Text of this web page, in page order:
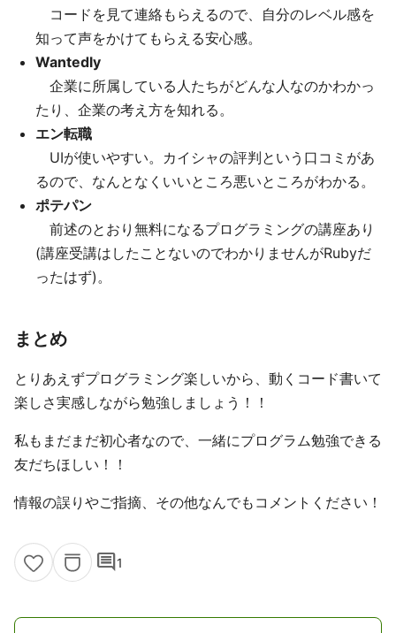
コードを見て連絡もらえるので、自分のレベル感を
知って声をかけてもらえる安心感。
Wantedly
企業に所属している人たちがどんな人なのかわかっ
たり、企業の考え方を知れる。
エン転職
UIが使いやすい。カイシャの評判という口コミがあ
るので、なんとなくいいところ悪いところがわかる。
ポテパン
前述のとおり無料になるプログラミングの講座あり
(講座受講はしたことないのでわかりませんがRubyだ
ったはず)。
まとめ
とりあえずプログラミング楽しいから、動くコード書いて
楽しさ実感しながら勉強しましょう！！
私もまだまだ初心者なので、一緒にプログラム勉強できる
友だちほしい！！
情報の誤りやご指摘、その他なんでもコメントください！
comment1